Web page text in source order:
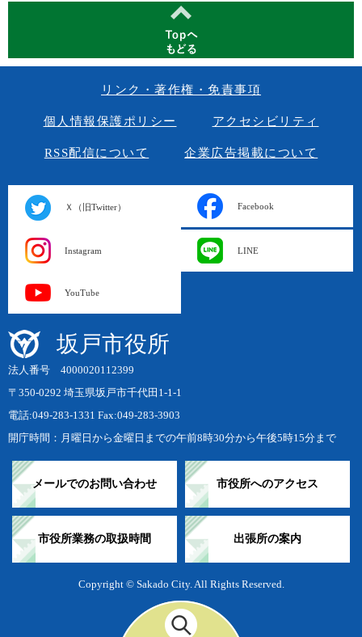
リンク・著作権・免責事項
個人情報保護ポリシー アクセシビリティ
RSS配信について 企業広告掲載について
Ｘ（旧Twitter） Facebook
Instagram LINE
YouTube
坂戸市役所
法人番号 4000020112399
〒350-0292 埼玉県坂戸市千代田1-1-1
電話:049-283-1331 Fax:049-283-3903
開庁時間：月曜日から金曜日までの午前8時30分から午後5時15分まで
メールでのお問い合わせ 市役所へのアクセス
市役所業務の取扱時間 出張所の案内
Copyright © Sakado City. All Rights Reserved.